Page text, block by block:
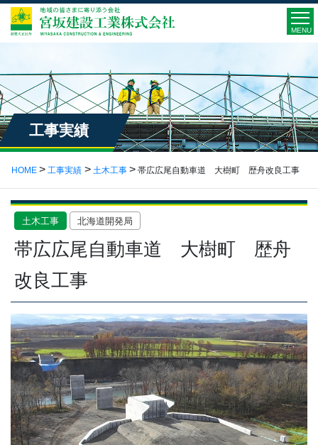
MENU
工事実績
HOME 工事実績 土木工事 帯広広尾自動車道 大樹町 歴舟改良工事
土木工事 北海道開発局
帯広広尾自動車道 大樹町 歴舟
改良工事